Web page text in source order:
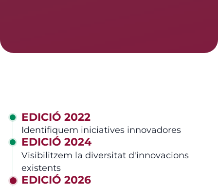
EDICIÓ 2022
Identifiquem iniciatives innovadores
EDICIÓ 2024
Visibilitzem la diversitat d'innovacions
existents
EDICIÓ 2026